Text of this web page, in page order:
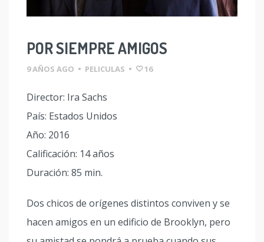
POR SIEMPRE AMIGOS
9 AÑOS AGO • PELICULAS • 16
Director: Ira Sachs
País: Estados Unidos
Año: 2016
Calificación: 14 años
Duración: 85 min.
Dos chicos de orígenes distintos conviven y se
hacen amigos en un edificio de Brooklyn, pero